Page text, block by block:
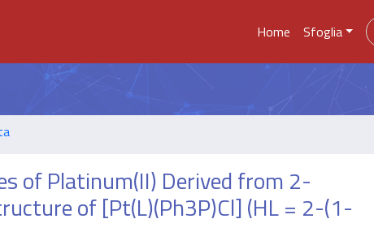
Home Sfoglia
of Platinum(II) Derived from 2-
of [Pt(L)(Ph3P)Cl] (HL = 2-(1-